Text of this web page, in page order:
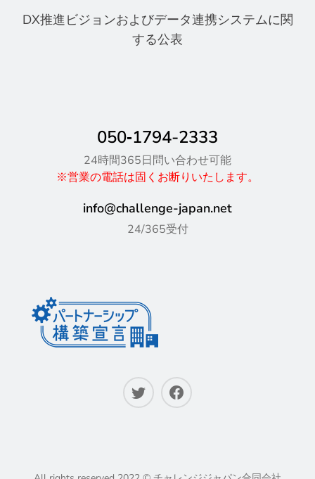
DX推進ビジョンおよびデータ連携システムに関
する公表
050‐1794-2333
24時間365日問い合わせ可能
※営業の電話は固くお断りいたします。
info@challenge-japan.net
24/365受付